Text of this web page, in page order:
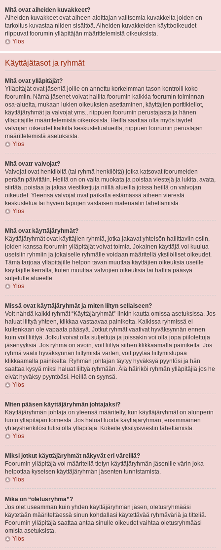
Mitä ovat aiheiden kuvakkeet?
Aiheiden kuvakkeet ovat aiheen aloittajan valitsemia kuvakkeita joiden on
tarkoitus kuvastaa niiden sisältöä. Aiheiden kuvakkeiden käyttöoikeudet
riippuvat foorumin ylläpitäjän määrittelemistä oikeuksista.
Ylös
Käyttäjätasot ja ryhmät
Mitä ovat ylläpitäjät?
Ylläpitäjät ovat jäseniä joille on annettu korkeimman tason kontrolli koko
foorumiin. Nämä jäsenet voivat hallita foorumin kaikkia foorumin toiminnan
osa-alueita, mukaan lukien oikeuksien asettaminen, käyttäjien porttikiellot,
käyttäjäryhmät ja valvojat yms., riippuen foorumin perustajasta ja hänen
ylläpitäjille määrittelemistä oikeuksista. Heillä saattaa olla myös täydet
valvojan oikeudet kaikilla keskustelualueilla, riippuen foorumin perustajan
määrittelemistä asetuksista.
Ylös
Mitä ovatr valvojat?
Valvojat ovat henkilöitä (tai ryhmä henkilöitä) jotka katsovat foorumeiden
perään päivittäin. Heillä on on valta muokata ja poistaa viestejä ja lukita, avata,
siirtää, poistaa ja jakaa viestiketjuja niillä alueilla joissa heillä on valvojan
oikeudet. Yleensä valvojat ovat paikalla estämässä aiheen vierestä
keskustelua tai hyvien tapojen vastaisen materiaalin lähettämistä.
Ylös
Mitä ovat käyttäjäryhmät?
Käyttäjäryhmät ovat käyttäjien ryhmiä, jotka jakavat yhteisön hallittaviin osiin,
joiden kanssa foorumin ylläpitäjät voivat toimia. Jokainen käyttäjä voi kuulua
useisiin ryhmiin ja jokaiselle ryhmälle voidaan määritellä yksilölliset oikeudet.
Tämä tarjoaa ylläpitäjille helpon tavan muuttaa käyttäjien oikeuksia useille
käyttäjille kerralla, kuten muuttaa valvojien oikeuksia tai hallita pääsyä
suljetulle alueelle.
Ylös
Missä ovat käyttäjäryhmät ja miten liityn sellaiseen?
Voit nähdä kaikki ryhmät “Käyttäjäryhmät”-linkin kautta omissa asetuksissa. Jos
haluat liittyä yhteen, klikkaa vastaavaa painiketta. Kaikissa ryhmissä ei
kuitenkaan ole vapaata pääsyä. Jotkut ryhmät vaativat hyväksynnän ennen
kuin voit liittyä. Jotkut voivat olla suljettuja ja joissakin voi olla jopa piilotettuja
jäsenyyksiä. Jos ryhmä on avoin, voit liittyä siihen klikkaamalla painiketta. Jos
ryhmä vaatii hyväksynnän liittymistä varten, voit pyytää liittymislupaa
klikkaamalla painiketta. Ryhmän johtajan täytyy hyväksyä pyyntösi ja hän
saattaa kysyä miksi haluat liittyä ryhmään. Älä häiriköi ryhmän ylläpitäjiä jos he
eivät hyväksy pyyntöäsi. Heillä on syynsä.
Ylös
Miten pääsen käyttäjäryhmän johtajaksi?
Käyttäjäryhmän johtaja on yleensä määritelty, kun käyttäjäryhmät on alunperin
luotu ylläpitäjän toimesta. Jos haluat luoda käyttäjäryhmän, ensimmäinen
yhteyshenkilösi tulisi olla ylläpitäjä. Kokeile yksityisviestin lähettämistä.
Ylös
Miksi jotkut käyttäjäryhmät näkyvät eri väreillä?
Foorumin ylläpitäjä voi määritellä tietyn käyttäjäryhmän jäsenille värin joka
helpottaa kyseisen käyttäjäryhmän jäsenten tunnistamista.
Ylös
Mikä on “oletusryhmä”?
Jos olet useamman kuin yhden käyttäjäryhmän jäsen, oletusryhmääsi
käytetään määriteltäessä sinun kohdallasi käytettävää ryhmäväriä ja titteliä.
Foorumin ylläpitäjä saattaa antaa sinulle oikeudet vaihtaa oletusryhmääsi
omista asetuksista.
Ylös